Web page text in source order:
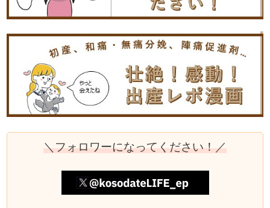
＼フォロワーになってください！／